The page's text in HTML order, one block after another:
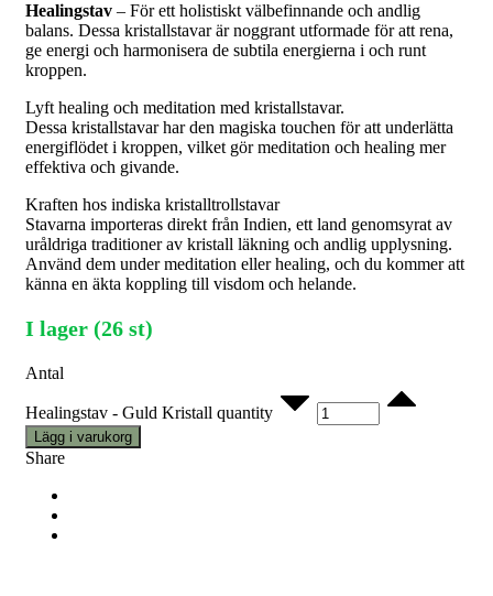
Healingstav – För ett holistiskt välbefinnande och andlig
balans. Dessa kristallstavar är noggrant utformade för att rena,
ge energi och harmonisera de subtila energierna i och runt
kroppen.
Lyft healing och meditation med kristallstavar.
Dessa kristallstavar har den magiska touchen för att underlätta
energiflödet i kroppen, vilket gör meditation och healing mer
effektiva och givande.
Kraften hos indiska kristalltrollstavar
Stavarna importeras direkt från Indien, ett land genomsyrat av
uråldriga traditioner av kristall läkning och andlig upplysning.
Använd dem under meditation eller healing, och du kommer att
känna en äkta koppling till visdom och helande.
I lager (26 st)
Antal
Healingstav - Guld Kristall quantity
Lägg i varukorg
Share